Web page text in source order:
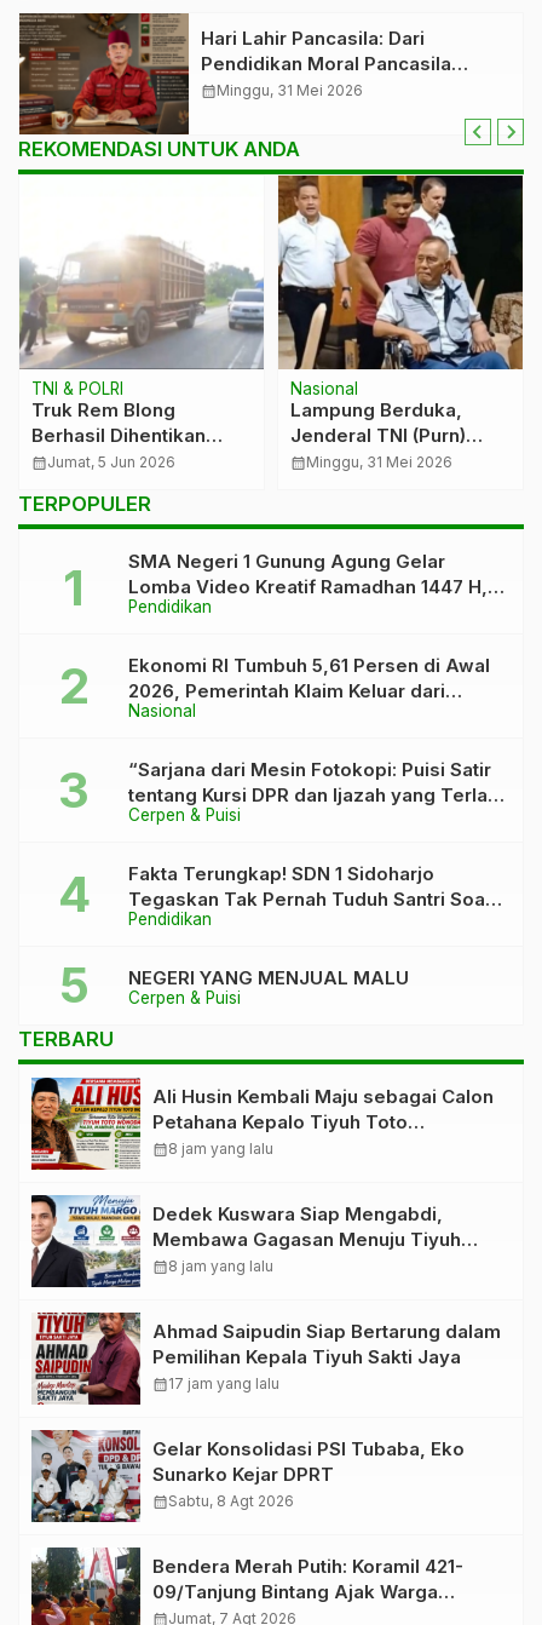
Hari Lahir Pancasila: Dari
Pendidikan Moral Pancasila
hingga Tantangan Zaman Digital
calendar_monthMinggu, 31 Mei 2026
REKOMENDASI UNTUK ANDA
TNI & POLRI
Truk Rem Blong
Berhasil Dihentikan
Polisi dan Warga,
Tulang Bawang
calendar_monthJumat, 5 Jun 2026
Nasional
Lampung Berduka,
Jenderal TNI (Purn)
Ryamizard Ryacudu
calendar_monthMinggu, 31 Mei 2026
TERPOPULER
Pendidikan
SMA Negeri 1 Gunung Agung Gelar
Lomba Video Kreatif Ramadhan 1447 H,
Asah Bakat dan Pererat Kebersamaan
Nasional
Ekonomi RI Tumbuh 5,61 Persen di Awal
2026, Pemerintah Klaim Keluar dari
“Kutukan” 5 Persen
Cerpen & Puisi
“Sarjana dari Mesin Fotokopi: Puisi Satir
tentang Kursi DPR dan Ijazah yang Terlalu
Rapi”
Pendidikan
Fakta Terungkap! SDN 1 Sidoharjo
Tegaskan Tak Pernah Tuduh Santri Soal
Kaca Pecah
Cerpen & Puisi
NEGERI YANG MENJUAL MALU
TERBARU
Ali Husin Kembali Maju sebagai Calon
Petahana Kepalo Tiyuh Toto
Wonodadi, Hadapi Kotak Kosong
calendar_month8 jam yang lalu
Dedek Kuswara Siap Mengabdi,
Membawa Gagasan Menuju Tiyuh
Margo Mulya yang Maju, Mandiri, dan
calendar_month8 jam yang lalu
Ahmad Saipudin Siap Bertarung dalam
Pemilihan Kepala Tiyuh Sakti Jaya
calendar_month17 jam yang lalu
Gelar Konsolidasi PSI Tubaba, Eko
Sunarko Kejar DPRT
calendar_monthSabtu, 8 Agt 2026
Bendera Merah Putih: Koramil 421-
09/Tanjung Bintang Ajak Warga
Kibarkan Bendera, Kobarkan
calendar_monthJumat, 7 Agt 2026